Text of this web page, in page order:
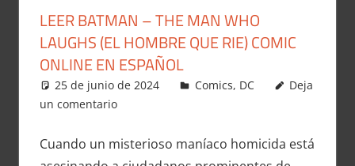
LEER BATMAN – THE MAN WHO
LAUGHS (EL HOMBRE QUE RIE) COMIC
ONLINE EN ESPAÑOL
25 de junio de 2024 Carlitox Banana
Comics, DC
Deja
un comentario
Cuando un misterioso maníaco homicida está